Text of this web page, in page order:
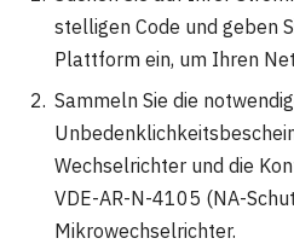
stelligen Code und geben
Plattform ein, um Ihren
Sammeln Sie die
Wechselrichter und die
VDE-AR-N-4105 (NA-
Mikrowechselrichter.